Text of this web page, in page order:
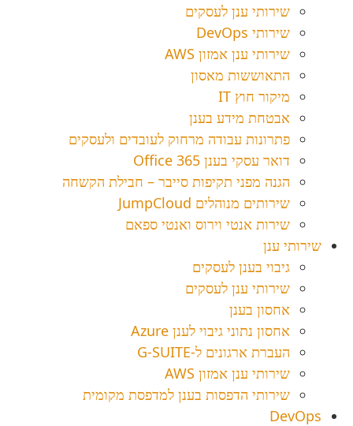
שירותי ענן לעסקים
שירותי DevOps
שירותי ענן אמזון AWS
התאוששות מאסון
מיקור חוץ IT
אבטחת מידע בענן
פתרונות עבודה מרחוק לעובדים ולעסקים
דואר עסקי בענן Office 365
הגנה מפני תקיפות סייבר – חבילת הקשחה
שירותים מנוהלים JumpCloud
שירות אנטי וירוס ואנטי ספאם
שירותי ענן
גיבוי בענן לעסקים
שירותי ענן לעסקים
אחסון בענן
אחסון נתוני גיבוי לענן Azure
העברת ארגונים ל-G-SUITE
שירותי ענן אמזון AWS
שירותי הדפסות בענן למדפסת מקומית
DevOps